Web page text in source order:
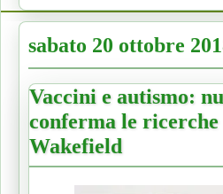
sabato 20 ottobre
Vaccini e autismo:
conferma le
Wakefield